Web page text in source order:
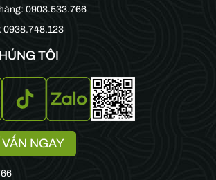
0903.533.766
0938.748.123
TÔI
NGAY